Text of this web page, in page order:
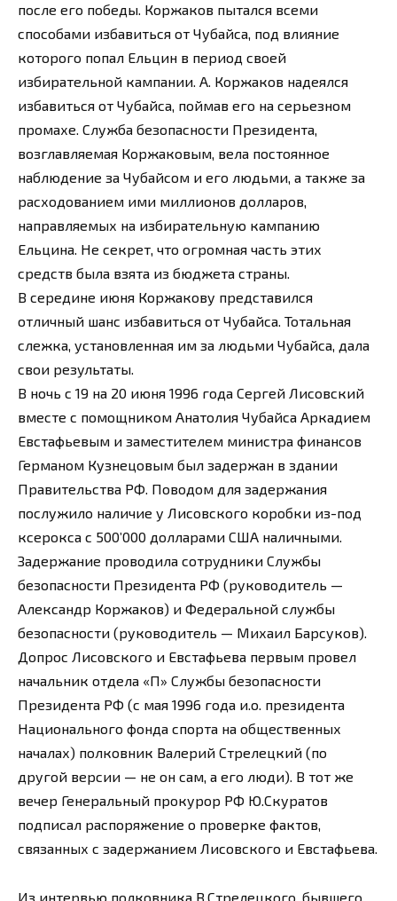
после его победы. Коржаков пытался всеми
способами избавиться от Чубайса, под влияние
которого попал Ельцин в период своей
избирательной кампании. А. Коржаков надеялся
избавиться от Чубайса, поймав его на серьезном
промахе. Служба безопасности Президента,
возглавляемая Коржаковым, вела постоянное
наблюдение за Чубайсом и его людьми, а также за
расходованием ими миллионов долларов,
направляемых на избирательную кампанию
Ельцина. Не секрет, что огромная часть этих
средств была взята из бюджета страны.
В середине июня Коржакову представился
отличный шанс избавиться от Чубайса. Тотальная
слежка, установленная им за людьми Чубайса, дала
свои результаты.
В ночь с 19 на 20 июня 1996 года Сергей Лисовский
вместе с помощником Анатолия Чубайса Аркадием
Евстафьевым и заместителем министра финансов
Германом Кузнецовым был задержан в здании
Правительства РФ. Поводом для задержания
послужило наличие у Лисовского коробки из-под
ксерокса с 500’000 долларами США наличными.
Задержание проводила сотрудники Службы
безопасности Президента РФ (руководитель —
Александр Коржаков) и Федеральной службы
безопасности (руководитель — Михаил Барсуков).
Допрос Лисовского и Евстафьева первым провел
начальник отдела «П» Службы безопасности
Президента РФ (с мая 1996 года и.о. президента
Национального фонда спорта на общественных
началах) полковник Валерий Стрелецкий (по
другой версии — не он сам, а его люди). В тот же
вечер Генеральный прокурор РФ Ю.Скуратов
подписал распоряжение о проверке фактов,
связанных с задержанием Лисовского и Евстафьева.
Из интервью полковника В.Стрелецкого, бывшего